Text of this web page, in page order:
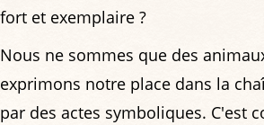
fort et exemplaire ?
Nous ne sommes que des
exprimons notre place dans la
par des actes symboliques. C'est